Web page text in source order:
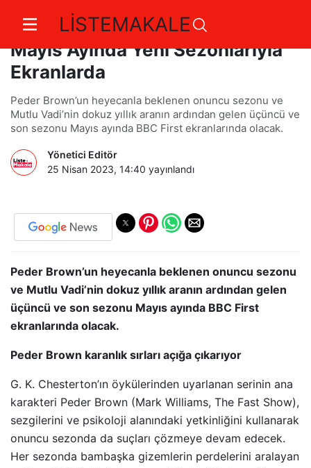
LİSTEMAKALE
Sevilen BBC First Yapımları
Mayıs Ayında Yeni Sezonlarıyla
Ekranlarda
Peder Brown’un heyecanla beklenen onuncu sezonu ve
Mutlu Vadi’nin dokuz yıllık aranın ardından gelen üçüncü ve
son sezonu Mayıs ayında BBC First ekranlarında olacak.
Yönetici Editör
25 Nisan 2023, 14:40 yayınlandı
Peder Brown’un heyecanla beklenen onuncu sezonu
ve Mutlu Vadi’nin dokuz yıllık aranın ardından gelen
üçüncü ve son sezonu Mayıs ayında BBC First
ekranlarında olacak.
Peder Brown karanlık sırları açığa çıkarıyor
G. K. Chesterton’ın öykülerinden uyarlanan serinin ana
karakteri Peder Brown (Mark Williams, The Fast Show),
sezgilerini ve psikoloji alanındaki yetkinliğini kullanarak
onuncu sezonda da suçları çözmeye devam edecek.
Her sezonda bambaşka gizemlerin perdelerini aralayan